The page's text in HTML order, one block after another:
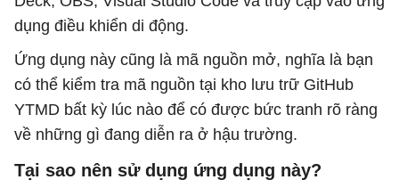
dụng điều khiển di động.
Ứng dụng này cũng là mã nguồn mở, nghĩa là bạn
có thể kiểm tra mã nguồn tại kho lưu trữ GitHub
YTMD bất kỳ lúc nào để có được bức tranh rõ ràng
về những gì đang diễn ra ở hậu trường.
Tại sao nên sử dụng ứng dụng này?